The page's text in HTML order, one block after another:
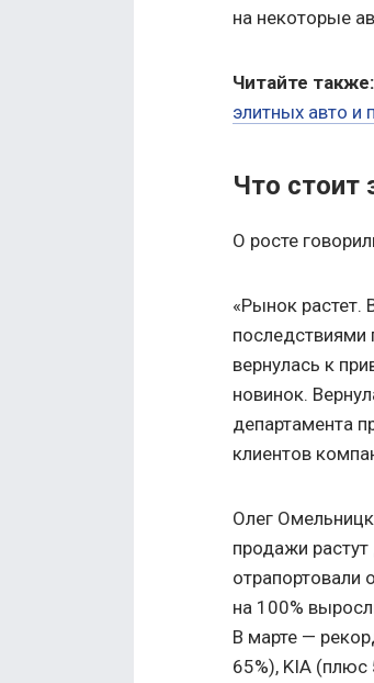
на некоторые
Читайте также:
элитных авто и
Что стоит
О росте
«Рынок
последствиями
вернулась к
новинок.
департамента
клиентов
Олег
продажи
отрапортовали
на 100%
В марте —
65%), KIA (плюс